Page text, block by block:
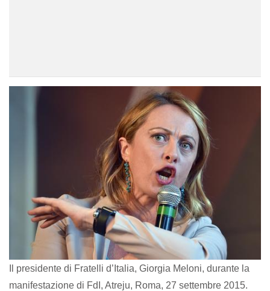
Il presidente di Fratelli d’Italia, Giorgia Meloni, durante la
manifestazione di FdI, Atreju, Roma, 27 settembre 2015.